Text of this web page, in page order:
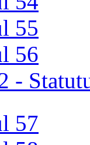
55
56
-
57